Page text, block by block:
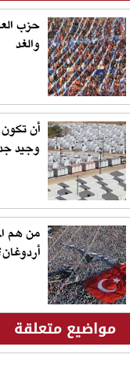
حزب
والغد
أن
وجيد
من هم
مواضيع متعلقة